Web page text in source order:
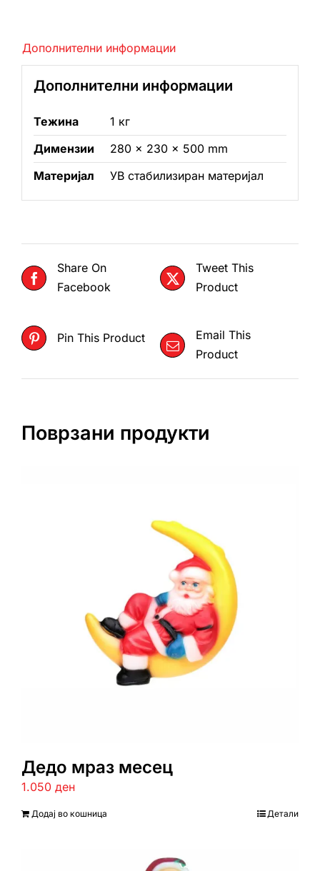
Дополнителни информации
Дополнителни информации
Тежина
1 кг
Димензии
280 × 230 × 500 mm
Материјал
УВ стабилизиран материјал
Share On
Facebook
Tweet This
Product
Pin This Product
Email This
Product
Поврзани продукти
Дедо мраз месец
1.050 ден
Додај во кошница Детали